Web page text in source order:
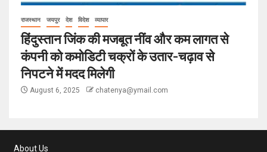
राजस्थान जयपुर देश विदेश व्यापार
हिंदुस्तान जिंक की मजबूत नींव और कम लागत से
कंपनी को कमोडिटी चक्रों के उतार-चढ़ाव से
निपटने में मदद मिलेगी
August 6, 2025 chatenya@ymail.com
About Us